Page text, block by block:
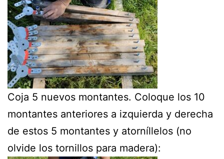
Coja 5 nuevos montantes. Coloque los 10
montantes anteriores a izquierda y derecha
de estos 5 montantes y atorníllelos (no
olvide los tornillos para madera):